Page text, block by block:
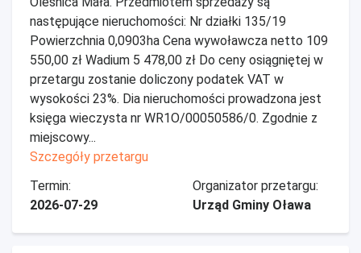
następujące nieruchomości: Nr działki 135/19
Powierzchnia 0,0903ha Cena wywoławcza netto 109
550,00 zł Wadium 5 478,00 zł Do ceny osiągniętej w
przetargu zostanie doliczony podatek VAT w
wysokości 23%. Dia nieruchomości prowadzona jest
księga wieczysta nr WR1O/00050586/0. Zgodnie z
miejscowy...
Szczegóły przetargu
Termin:
2026-07-29
Organizator przetargu:
Urząd Gminy Oława